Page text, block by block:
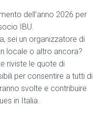
dell’anno 2026 per
IBU.
sei un organizzatore di
locale o altro ancora?
riviste le quote di
per consentire a tutti di
svolte e contribuire
in Italia.